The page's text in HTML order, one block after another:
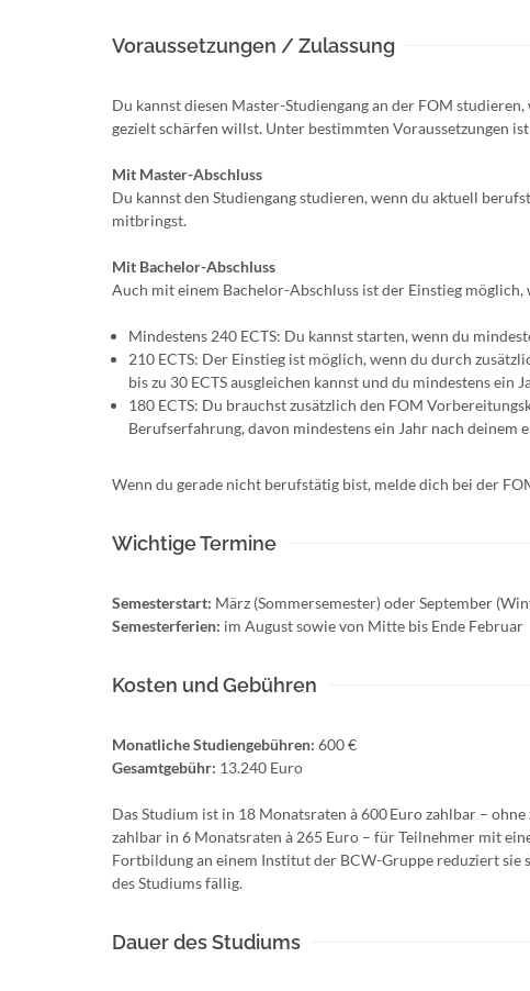
Voraussetzungen / Zulassung
Du kannst diesen Master-Studiengang an der FOM
gezielt schärfen willst. Unter bestimmten Voraussetzungen
Mit Master-Abschluss
Du kannst den Studiengang studieren, wenn du aktuell
mitbringst.
Mit Bachelor-Abschluss
Auch mit einem Bachelor-Abschluss ist der Einstieg
Mindestens 240 ECTS: Du kannst starten, wenn du
210 ECTS: Der Einstieg ist möglich, wenn du durch
bis zu 30 ECTS ausgleichen kannst und du mindestens
180 ECTS: Du brauchst zusätzlich den FOM
Berufserfahrung, davon mindestens ein Jahr nach
Wenn du gerade nicht berufstätig bist, melde dich bei der
Wichtige Termine
Semesterstart: März (Sommersemester) oder September
Semesterferien: im August sowie von Mitte bis Ende Februar
Kosten und Gebühren
Monatliche Studiengebühren: 600 €
Gesamtgebühr: 13.240 Euro
Das Studium ist in 18 Monatsraten à 600 Euro zahlbar –
zahlbar in 6 Monatsraten à 265 Euro – für Teilnehmer mit
Fortbildung an einem Institut der BCW-Gruppe reduziert sie
des Studiums fällig.
Dauer des Studiums